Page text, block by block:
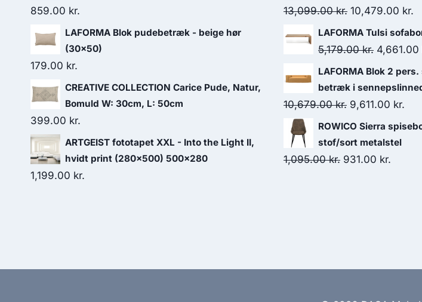
859.00 kr.
LAFORMA Blok pudebetræk - beige hør
(30x50)
179.00 kr.
CREATIVE COLLECTION Carice Pude, Natur,
Bomuld W: 30cm, L: 50cm
399.00 kr.
ARTGEIST fototapet XXL - Into the Light II,
hvidt print (280x500) 500x280
1,199.00 kr.
13,099.00kr. 10,479.00 kr.
LAFORMA Tulsi
5,179.00kr. 4,661.00
LAFORMA Blok 2
betræk i
10,679.00kr. 9,611.00 kr.
ROWICO Sierra
stof/sort metalstel
1,095.00kr. 931.00 kr.